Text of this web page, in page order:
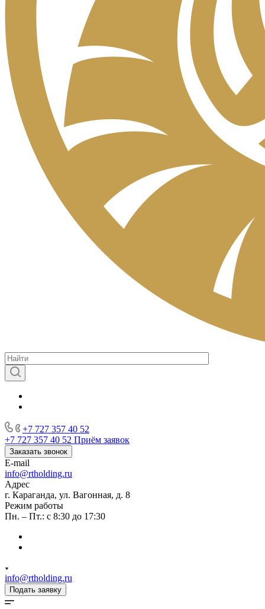
+7 727 357 40 52
+7 727 357 40 52 Приём заявок
Заказать звонок
E-mail
info@rtholding.ru
Адрес
г. Караганда, ул. Вагонная, д. 8
Режим работы
Пн. – Пт.: с 8:30 до 17:30
info@rtholding.ru
Подать заявку